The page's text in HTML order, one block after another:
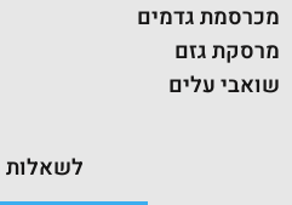
מכרסמת גדמים
מרסקת גזם
שואבי עלים
לשאלות